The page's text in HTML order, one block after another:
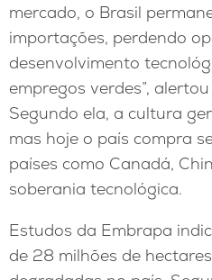
mercado, o Brasil
importações, perdendo
desenvolvimento
empregos verdes”,
Segundo ela, a cultura
mas hoje o país compra
países como Canadá,
soberania tecnológica.
Estudos da Embrapa
de 28 milhões de